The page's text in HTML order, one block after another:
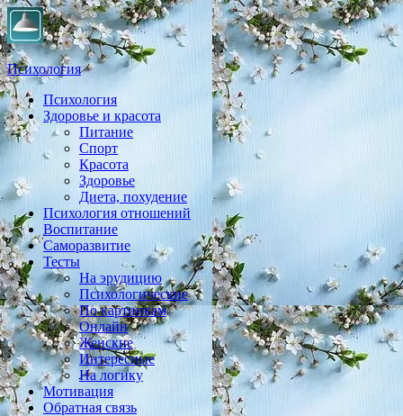
Психология
Практическая психология, личностный рост, экология,
здоровье, воспитание,
Психология
Здоровье и красота
Питание
Спорт
Красота
Здоровье
Диета, похудение
Психология отношений
Воспитание
Саморазвитие
Тесты
На эрудицию
Психологические
По картинкам
Онлайн
Женские
Интересные
На логику
Мотивация
Обратная связь